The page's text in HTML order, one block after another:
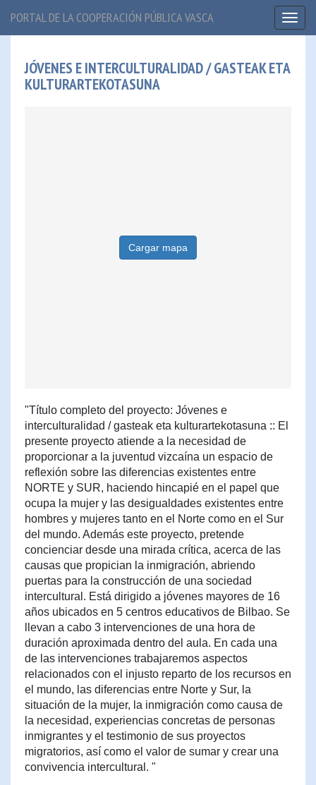
PORTAL DE LA COOPERACIÓN PÚBLICA VASCA
JÓVENES E INTERCULTURALIDAD / GASTEAK ETA
KULTURARTEKOTASUNA
Cargar mapa
"Título completo del proyecto: Jóvenes e
interculturalidad / gasteak eta kulturartekotasuna :: El
presente proyecto atiende a la necesidad de
proporcionar a la juventud vizcaína un espacio de
reflexión sobre las diferencias existentes entre
NORTE y SUR, haciendo hincapié en el papel que
ocupa la mujer y las desigualdades existentes entre
hombres y mujeres tanto en el Norte como en el Sur
del mundo. Además este proyecto, pretende
concienciar desde una mirada crítica, acerca de las
causas que propician la inmigración, abriendo
puertas para la construcción de una sociedad
intercultural. Está dirigido a jóvenes mayores de 16
años ubicados en 5 centros educativos de Bilbao. Se
llevan a cabo 3 intervenciones de una hora de
duración aproximada dentro del aula. En cada una
de las intervenciones trabajaremos aspectos
relacionados con el injusto reparto de los recursos en
el mundo, las diferencias entre Norte y Sur, la
situación de la mujer, la inmigración como causa de
la necesidad, experiencias concretas de personas
inmigrantes y el testimonio de sus proyectos
migratorios, así como el valor de sumar y crear una
convivencia intercultural. "